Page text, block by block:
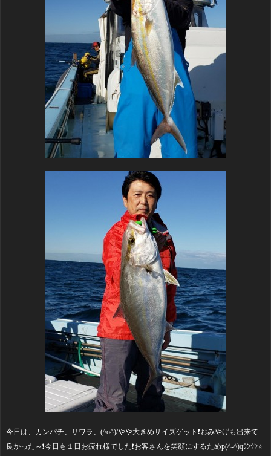
今日は、カンパチ、サワラ、(^o^)/やや大きめサイズゲット❗おみやげも出来て
良かった～❗今日も１日お疲れ様でした❗お客さんを笑顔にするためp(^-^)qｳﾝｳﾝ⭐